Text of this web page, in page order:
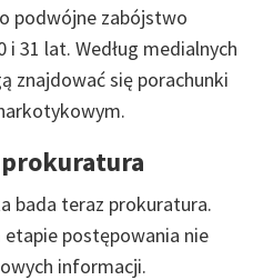
podwójne zabójstwo
31 lat. Według medialnych
znajdować się porachunki
bada teraz prokuratura.
postępowania nie
informacji.